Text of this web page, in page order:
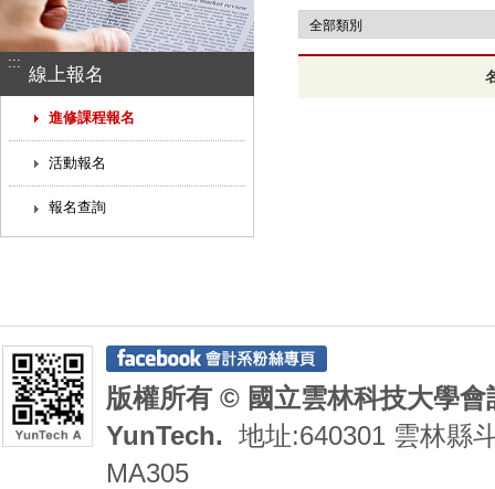
:::
線上報名
進修課程報名
活動報名
報名查詢
版權所有 © 國立雲林科技大學
YunTech. 地址:640301 雲林縣
MA305